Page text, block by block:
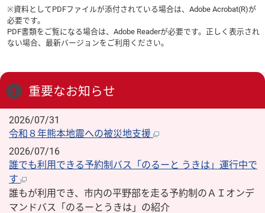
※資料としてPDFファイルが添付されている場合は、Adobe Acrobat(R)が
必要です。
PDF書類をご覧になる場合は、Adobe Readerが必要です。正しく表示され
ない場合、最新バージョンをご利用ください。
重要なお知らせ
2026/07/31
令和８年熊本地震への被災地支援
2026/07/16
誰でも利用できる予約制バス「のるーと うきは」運行中で
す
誰もが利用でき、市内の平野部を走る予約制のＡＩオンデ
マンドバス「のるーとうきは」の紹介